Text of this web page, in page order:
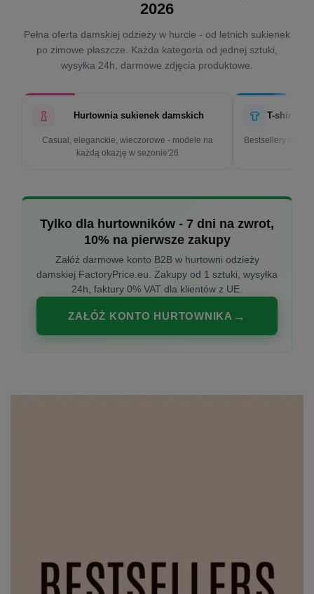
2026
Pełna oferta damskiej odzieży w hurcie - od letnich sukienek
po zimowe płaszcze. Każda kategoria od jednej sztuki,
wysyłka 24h, darmowe zdjęcia produktowe.
Hurtownia sukienek damskich
Casual, eleganckie, wieczorowe - modele na
każdą okazję w sezonie'26
T-shirty
Bestsellery w
Tylko dla hurtowników - 7 dni na zwrot,
10% na pierwsze zakupy
Załóż darmowe konto B2B w hurtowni odzieży
damskiej FactoryPrice.eu. Zakupy od 1 sztuki, wysyłka
24h, faktury 0% VAT dla klientów z UE.
ZAŁÓŻ KONTO HURTOWNIKA